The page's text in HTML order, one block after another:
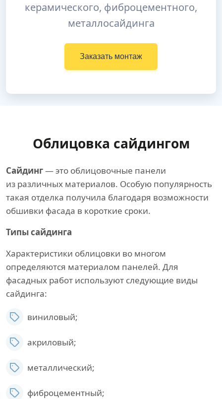
керамического, фиброцементного,
металлосайдинга
Заказать монтаж
Облицовка сайдингом
Сайдинг— это облицовочные панели
из различных материалов. Особую популярность
такая отделка получила благодаря возможности
обшивки фасада в короткие сроки.
Типы сайдинга
Характеристики облицовки во многом
определяются материалом панелей. Для
фасадных работ используют следующие виды
сайдинга:
виниловый;
акриловый;
металлический;
фиброцементный;